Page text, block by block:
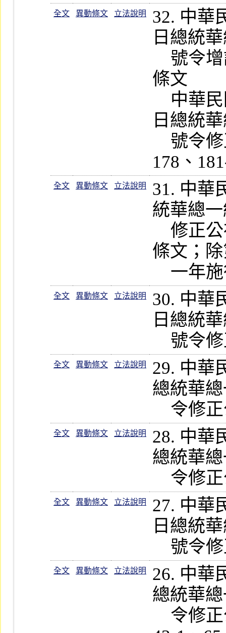
全文 異動條文 立法說明
32. 中華
日總統
條文
日總統
全文 異動條文 立法說明
31. 中華
統華總
條文；
全文 異動條文 立法說明
30. 中華
日總統
全文 異動條文 立法說明
29. 中華
總統華
全文 異動條文 立法說明
28. 中華
總統華
全文 異動條文 立法說明
27. 中華
日總統
全文 異動條文 立法說明
26. 中華
總統華